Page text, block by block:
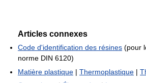
Articles connexes
Code d'identification des résines (pour
norme DIN 6120)
Matière plastique | Thermoplastique |